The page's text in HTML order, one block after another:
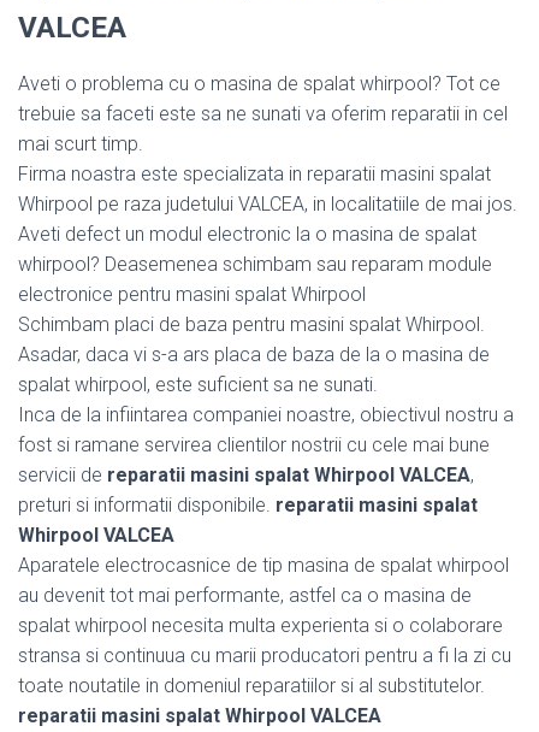
VALCEA
Aveti o problema cu o masina de spalat whirpool? Tot ce
trebuie sa faceti este sa ne sunati va oferim reparatii in cel
mai scurt timp.
Firma noastra este specializata in reparatii masini spalat
Whirpool pe raza judetului VALCEA, in localitatiile de mai jos.
Aveti defect un modul electronic la o masina de spalat
whirpool? Deasemenea schimbam sau reparam module
electronice pentru masini spalat Whirpool
Schimbam placi de baza pentru masini spalat Whirpool.
Asadar, daca vi s-a ars placa de baza de la o masina de
spalat whirpool, este suficient sa ne sunati.
Inca de la infiintarea companiei noastre, obiectivul nostru a
fost si ramane servirea clientilor nostrii cu cele mai bune
servicii de reparatii masini spalat Whirpool VALCEA,
preturi si informatii disponibile. reparatii masini spalat
Whirpool VALCEA
Aparatele electrocasnice de tip masina de spalat whirpool
au devenit tot mai performante, astfel ca o masina de
spalat whirpool necesita multa experienta si o colaborare
stransa si continuua cu marii producatori pentru a fi la zi cu
toate noutatile in domeniul reparatiilor si al substitutelor.
reparatii masini spalat Whirpool VALCEA